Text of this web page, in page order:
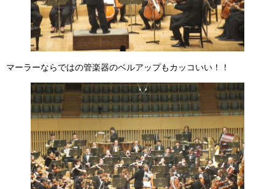
マーラーならではの管楽器のベルアップもカッコいい！！